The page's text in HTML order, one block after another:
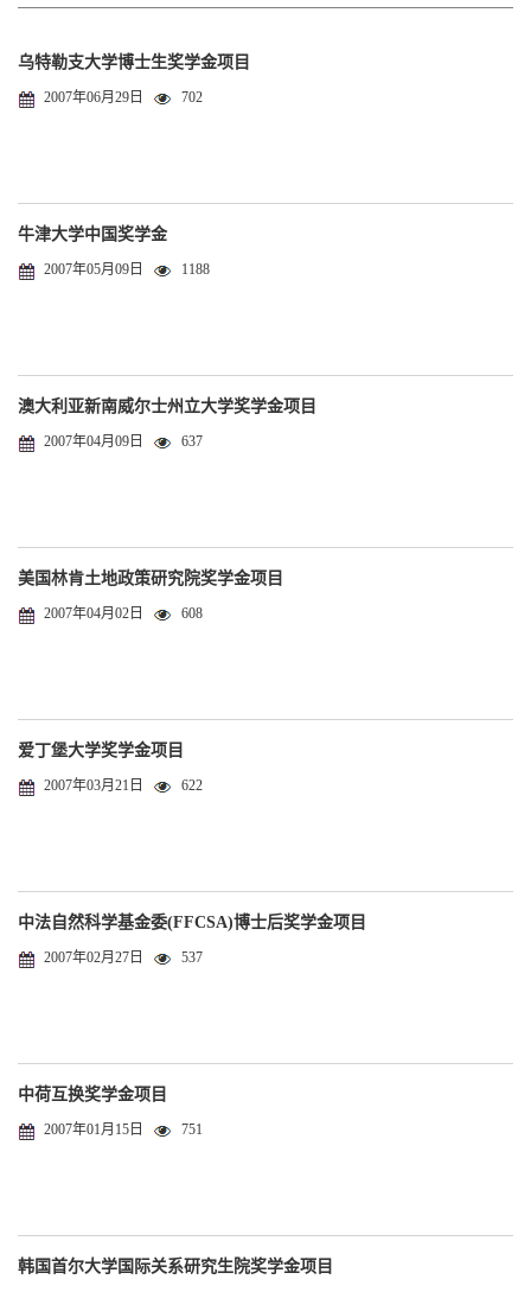
乌特勒支大学博士生奖学金项目
2007年06月29日 702
牛津大学中国奖学金
2007年05月09日 1188
澳大利亚新南威尔士州立大学奖学金项目
2007年04月09日 637
美国林肯土地政策研究院奖学金项目
2007年04月02日 608
爱丁堡大学奖学金项目
2007年03月21日 622
中法自然科学基金委(FFCSA)博士后奖学金项目
2007年02月27日 537
中荷互换奖学金项目
2007年01月15日 751
韩国首尔大学国际关系研究生院奖学金项目